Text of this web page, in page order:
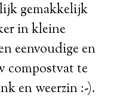
gemakkelijk
in kleine
eenvoudige en
compostvat te
en weerzin :-).